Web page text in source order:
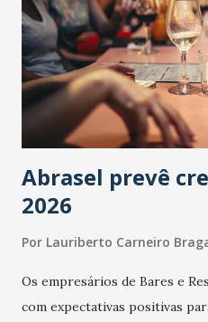
Abrasel prevê
2026
Por Lauriberto Carneiro
Os empresários de Bares e
com expectativas positivas